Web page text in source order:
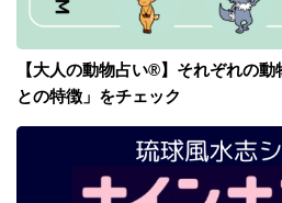
【大人の動物占い®】それぞれの
との特徴」をチェック